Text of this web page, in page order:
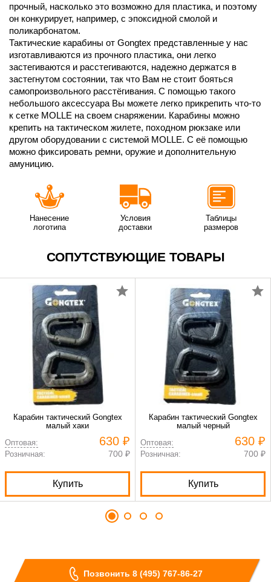
прочный, насколько это возможно для пластика, и поэтому
он конкурирует, например, с эпоксидной смолой и
поликарбонатом.
Тактические карабины от Gongtex представленные у нас
изготавливаются из прочного пластика, они легко
застегиваются и расстегиваются, надежно держатся в
застегнутом состоянии, так что Вам не стоит бояться
самопроизвольного расстёгивания. С помощью такого
небольшого аксессуара Вы можете легко прикрепить что-то
к сетке MOLLE на своем снаряжении. Карабины можно
крепить на тактическом жилете, походном рюкзаке или
другом оборудовании с системой MOLLE. С её помощью
можно фиксировать ремни, оружие и дополнительную
амуницию.
Нанесение
логотипа
Условия
доставки
Таблицы
размеров
СОПУТСТВУЮЩИЕ ТОВАРЫ
Карабин тактический Gongtex
малый хаки
Оптовая:
630 ₽
Розничная: 700 ₽
Купить
Карабин тактический Gongtex
малый черный
Оптовая:
630 ₽
Розничная: 700 ₽
Купить
Позвонить 8 (495) 767-86-27